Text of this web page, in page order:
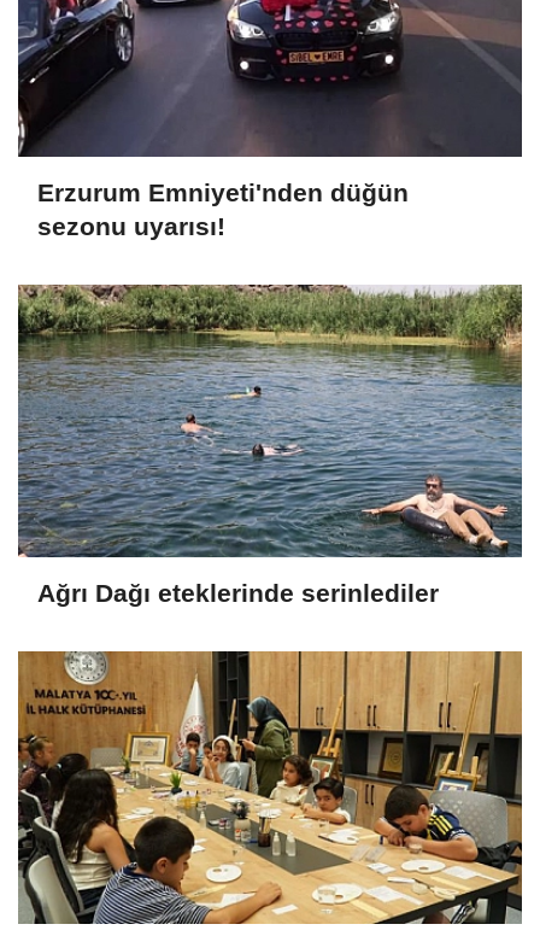
Erzurum Emniyeti'nden düğün
sezonu uyarısı!
Ağrı Dağı eteklerinde serinlediler